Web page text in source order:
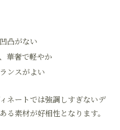
凸がない
華奢で軽やか
ンスがよい
ネートでは強調しすぎないデ
る素材が好相性となります。